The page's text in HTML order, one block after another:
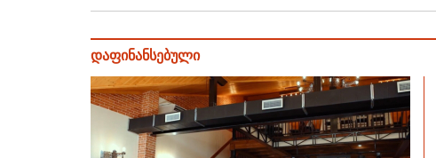
დაფინანსებული